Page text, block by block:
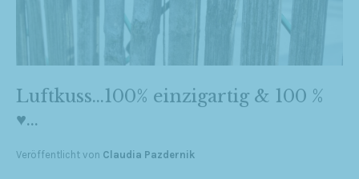
Luftkuss…100% einzigartig & 100 %
♥…
Veröffentlicht von Claudia Pazdernik